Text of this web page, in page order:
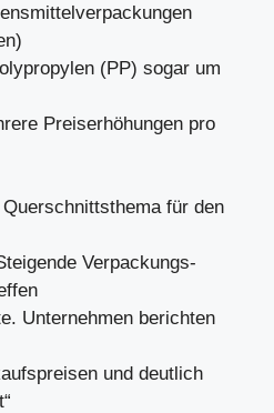
(PP) sogar um
Preiserhöhungen pro
für den
Verpackungs-
Unternehmen berichten
und deutlich